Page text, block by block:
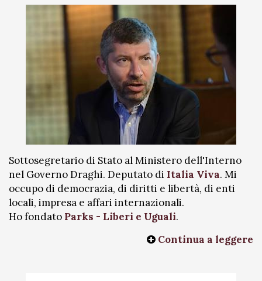
Sottosegretario di Stato al Ministero dell'Interno
nel Governo Draghi. Deputato di Italia Viva. Mi
occupo di democrazia, di diritti e libertà, di enti
locali, impresa e affari internazionali.
Ho fondato Parks - Liberi e Uguali.
Continua a leggere